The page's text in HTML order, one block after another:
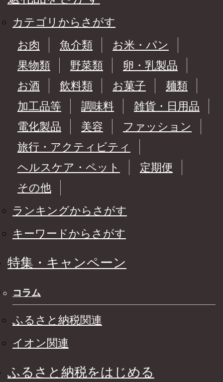
カテゴリからさがす
お肉
魚介類
お米・パン
果物類
野菜類
卵・乳製品
お酒
飲料類 お菓子
麺類
加工品等
調味料
雑貨・日用品
電化製品
美容
ファッション
旅行・アクティビティ
ヘルスケア・ペット
定期便
その他
ランキングからさがす
キーワードからさがす
特集・キャンペーン
コラム
ふるさと納税関連
イオン関連
ふるさと納税をはじめる